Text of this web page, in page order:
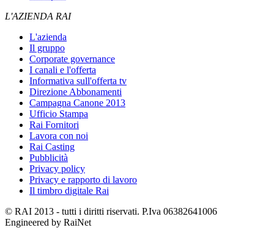
L'AZIENDA RAI
L'azienda
Il gruppo
Corporate governance
I canali e l'offerta
Informativa sull'offerta tv
Direzione Abbonamenti
Campagna Canone 2013
Ufficio Stampa
Rai Fornitori
Lavora con noi
Rai Casting
Pubblicità
Privacy policy
Privacy e rapporto di lavoro
Il timbro digitale Rai
© RAI 2013 - tutti i diritti riservati. P.Iva 06382641006
Engineered by RaiNet